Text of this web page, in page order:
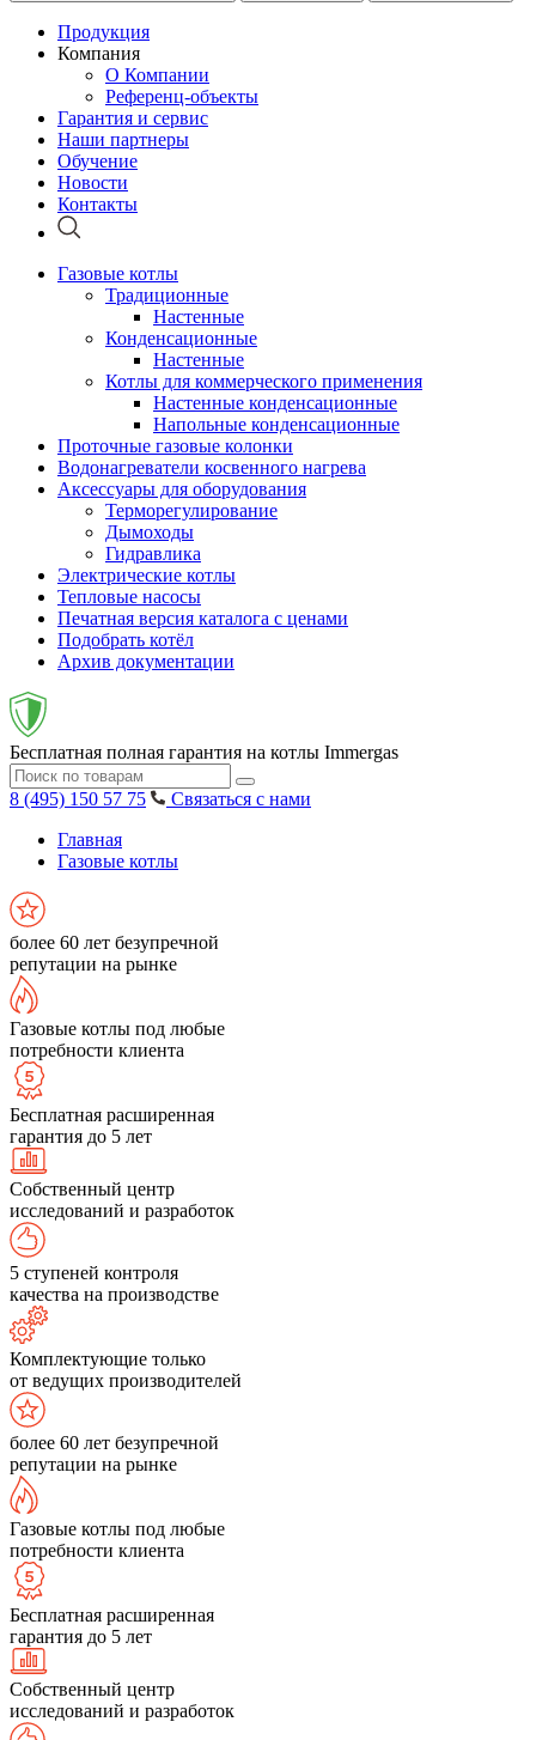
Продукция
Компания
О Компании
Референц-объекты
Гарантия и сервис
Наши партнеры
Обучение
Новости
Контакты
Газовые котлы
Традиционные
Настенные
Конденсационные
Настенные
Котлы для коммерческого применения
Настенные конденсационные
Напольные конденсационные
Проточные газовые колонки
Водонагреватели косвенного нагрева
Аксессуары для оборудования
Терморегулирование
Дымоходы
Гидравлика
Электрические котлы
Тепловые насосы
Печатная версия каталога с ценами
Подобрать котёл
Архив документации
Бесплатная полная гарантия на котлы Immergas
8 (495) 150 57 75
Связаться с нами
Главная
Газовые котлы
более 60 лет безупречной
репутации на рынке
Газовые котлы под любые
потребности клиента
Бесплатная расширенная
гарантия до 5 лет
Собственный центр
исследований и разработок
5 ступеней контроля
качества на производстве
Комплектующие только
от ведущих производителей
более 60 лет безупречной
репутации на рынке
Газовые котлы под любые
потребности клиента
Бесплатная расширенная
гарантия до 5 лет
Собственный центр
исследований и разработок